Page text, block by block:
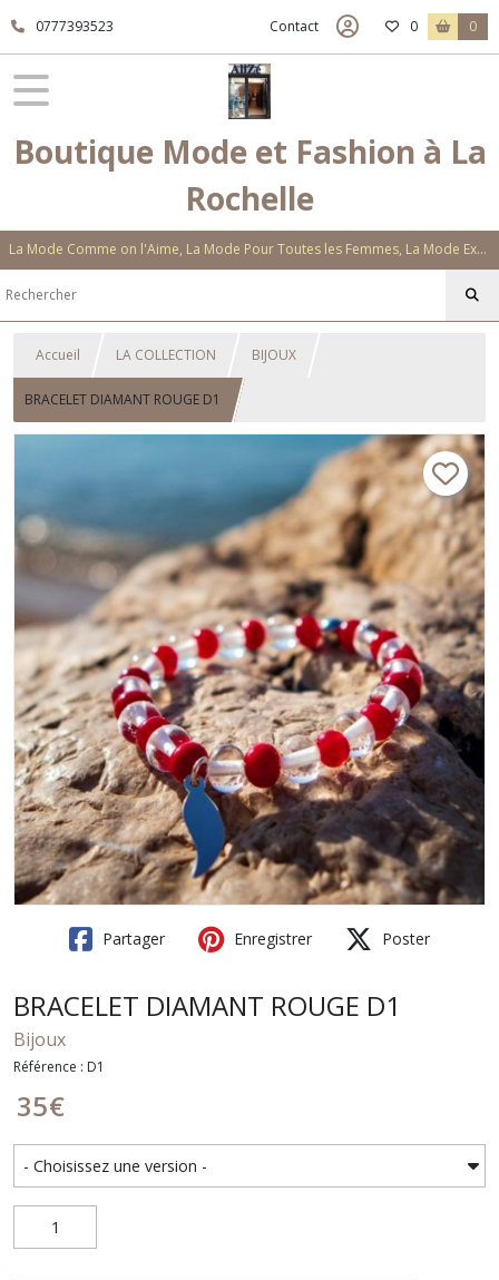
0777393523 Contact 0 0
Boutique Mode et Fashion à La
Rochelle
La Mode Comme on l'Aime, La Mode Pour Toutes les Femmes, La Mode Exclusive Aux Matières Et Couleurs Novatrices, La Mode Qui Vous Séduira
Accueil LA COLLECTION BIJOUX
BRACELET DIAMANT ROUGE D1
Partager Enregistrer Poster
BRACELET DIAMANT ROUGE D1
Bijoux
Référence : D1
35€